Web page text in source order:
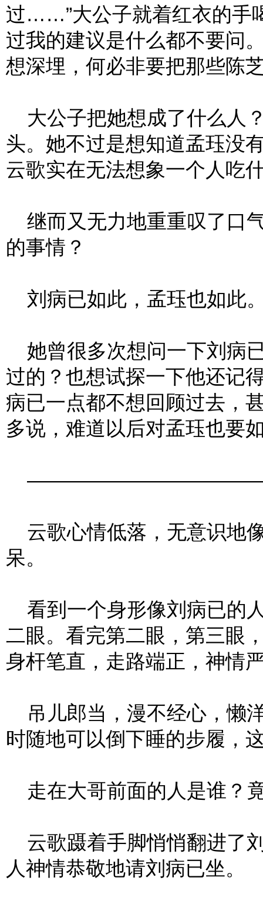
过……”大公子就着红衣的手
过我的建议是什么都不要问
想深埋，何必非要把那些陈
大公子把她想成了什么人
头。她不过是想知道孟珏没
云歌实在无法想象一个人吃
继而又无力地重重叹了口
的事情？
刘病已如此，孟珏也如此
她曾很多次想问一下刘病
过的？也想试探一下他还记
病已一点都不想回顾过去，
多说，难道以后对孟珏也要
云歌心情低落，无意识地
呆。
看到一个身形像刘病已的
二眼。看完第二眼，第三眼
身杆笔直，走路端正，神情
吊儿郎当，漫不经心，懒
时随地可以倒下睡的步履，
走在大哥前面的人是谁？
云歌蹑着手脚悄悄翻进了
人神情恭敬地请刘病已坐。